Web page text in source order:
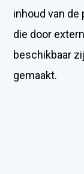
inhoud van de
die door
beschikbaar
gemaakt.